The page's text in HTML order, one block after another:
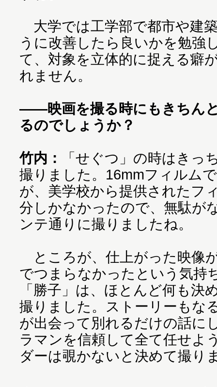
大学では工学部で都市や建
うに改善したら良いかを勉強
て、対象を立体的に捉える癖
れません。
――映画を撮る時にもきちん
るのでしょうか？
竹内：
「せぐつ」の時はきっ
撮りました。16mmフィルム
が、美学校から提供されたフ
分しかなかったので、無駄が
ンテ通りに撮りましたね。
ところが、仕上がった映像
でつまらなかったという気持
「勝子」は、ほとんど何も決
撮りました。ストーリーもな
が出会って別れるだけの話に
ラマンを信頼して全て任せよ
ダーは覗かないと決めて撮り